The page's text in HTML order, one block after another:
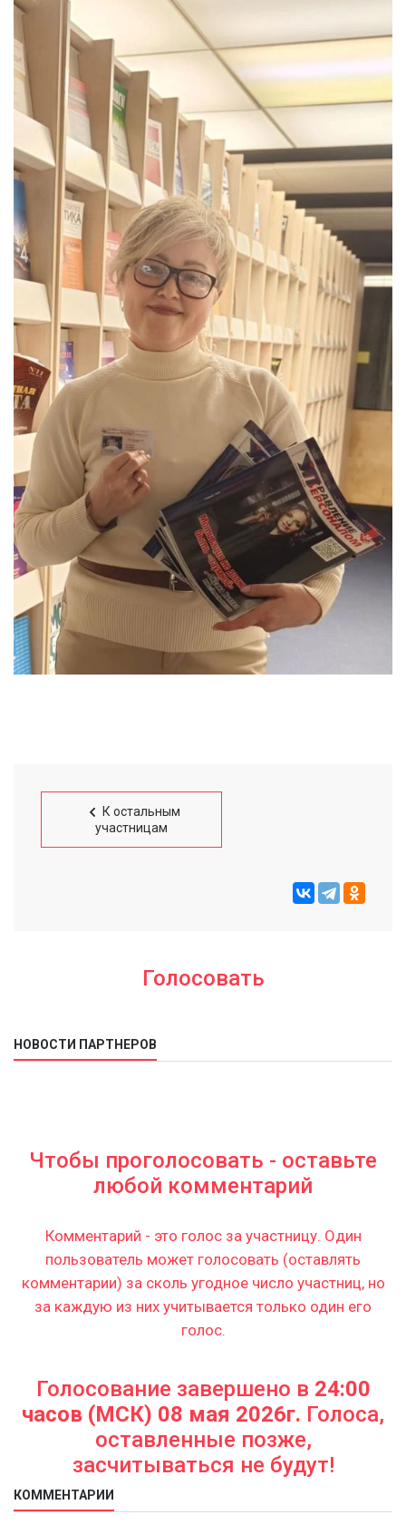
К остальным
участницам
Голосовать
НОВОСТИ ПАРТНЕРОВ
Чтобы проголосовать - оставьте
любой комментарий
Комментарий - это голос за участницу. Один
пользователь может голосовать (оставлять
комментарии) за сколь угодное число участниц, но
за каждую из них учитывается только один его
голос.
Голосование завершено в 24:00
часов (МСК) 08 мая 2026г. Голоса,
оставленные позже,
засчитываться не будут!
КОММЕНТАРИИ